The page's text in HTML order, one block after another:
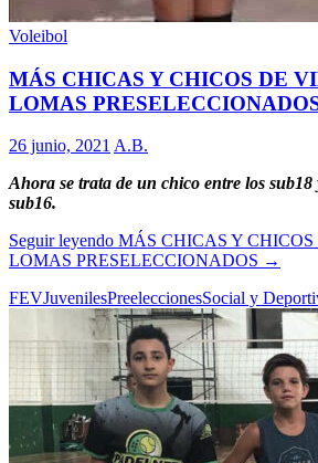
Voleibol
MÁS CHICAS Y CHICOS DE
LOMAS
26 junio, 2021 A.B.
Ahora se trata de un chico entre los sub18
sub16.
Seguir leyendo MÁS CHICAS Y
LOMAS PRESELECCIONADOS →
FEVJuvenilesPreeleccionesSocial y